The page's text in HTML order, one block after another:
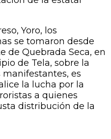
Yoro, los
se tomaron desde
de Quebrada Seca, en
de Tela, sobre la
manifestantes, es
la lucha por la
a quienes
distribución de la